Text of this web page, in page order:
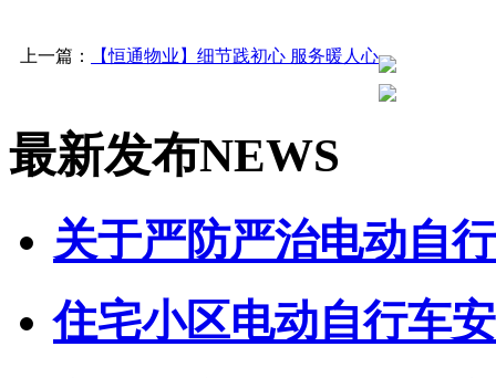
上一篇： 【恒通物业】细节践初心 服务暖人心
最新发布NEWS
关于严防严治电动自
住宅小区电动自行车